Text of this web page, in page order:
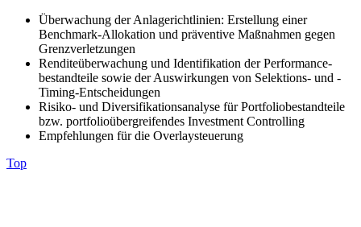
Überwachung der Anlagerichtlinien: ­Erstellung einer
Benchmark-Allokation und präventive Maßnahmen gegen
Grenzverletzungen
Renditeüberwachung und Identifikation der ­Performance­
bestandteile sowie der Auswirkungen von Selektions- und ­
Timing-Entscheidungen
Risiko- und Diversifikationsanalyse für Portfoliobestandteile
bzw. portfolioübergreifendes Investment Controlling
Empfehlungen für die Overlaysteuerung
Top